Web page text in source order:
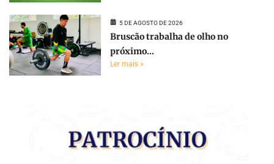
5 DE AGOSTO DE 2026
Bruscão trabalha de olho no
próximo...
Ler mais »